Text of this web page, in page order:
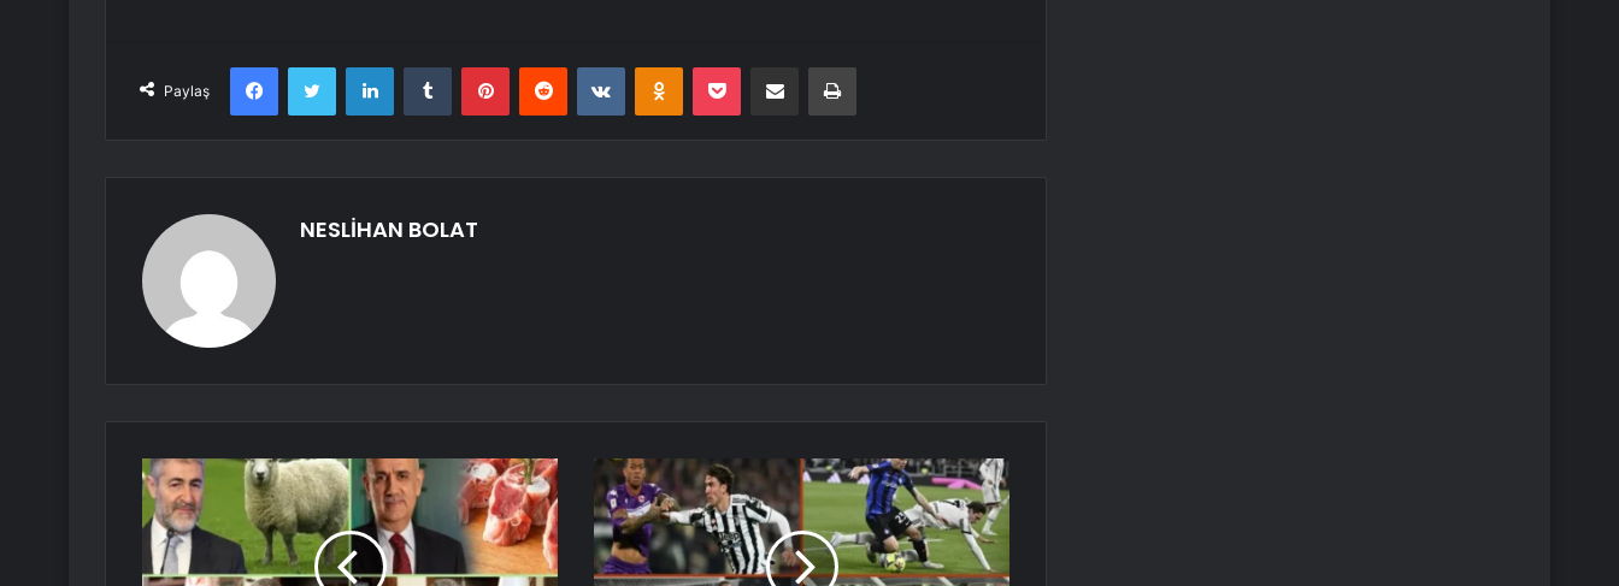
Paylaş
FacebookTwitter LinkedInTumblr PinterestReddit VKontakteOdnoklassniki
Pocket E-Posta ile paylaş Yazdır
NESLİHAN BOLAT